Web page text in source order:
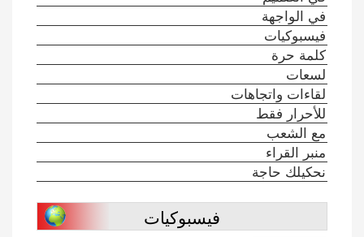
في الواجهة
فيسبوكيات
كلمة حرة
لسعات
لقاءات واتجاهات
للأحرار فقط
مع الشعب
منبر القراء
نحكيلك حاجة
فيسبوكيات